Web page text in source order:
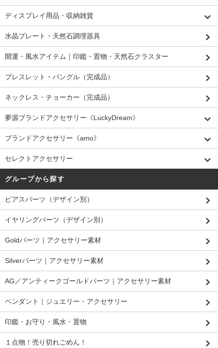
ディスプレイ用品・収納雑貨
水晶プレート・天然石調理器具
開運・風水アイテム｜印鑑・置物・天然石クラスター
ブレスレット・バングル（完成品）
ネックレス・チョーカー（完成品）
夢源ブランドアクセサリー《LuckyDream》
ブランドアクセサリー《amo》
セレクトアクセサリー
グループから探す
ピアスパーツ（デザイン別）
イヤリングパーツ（デザイン別）
Goldパーツ｜アクセサリー素材
Silverパーツ｜アクセサリー素材
AG／アンティークゴールドパーツ｜アクセサリー素材
ペンダント｜ジュエリー・アクセサリー
印鑑・お守り・風水・置物
１点物！売り切れごめん！